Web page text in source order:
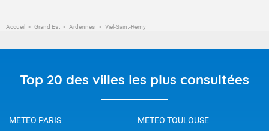
Accueil Grand Est Ardennes Viel-Saint-Remy
Top 20 des villes les plus consultées
METEO PARIS
METEO TOULOUSE